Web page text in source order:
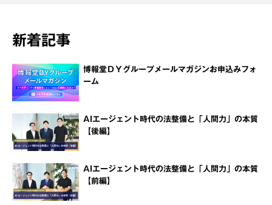
新着記事
博報堂ＤＹグループメールマガジンお申込みフォ
ーム
AIエージェント時代の法整備と「人間力」の本質
【後編】
AIエージェント時代の法整備と「人間力」の本質
【前編】